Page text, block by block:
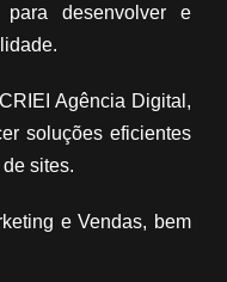
desenvolver e
Agência Digital,
soluções eficientes
sites.
e Vendas, bem